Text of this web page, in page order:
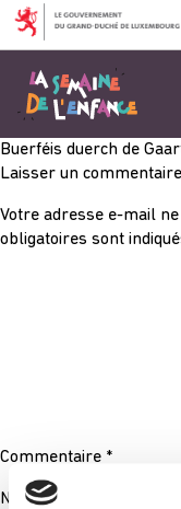
Aller au contenu
Buerféis duerch de
Laisser un commentaire
Votre adresse e-mail
obligatoires sont
Commentaire *
Nom*